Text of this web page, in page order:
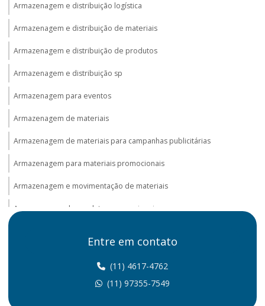
Armazenagem e distribuição logística
Armazenagem e distribuição de materiais
Armazenagem e distribuição de produtos
Armazenagem e distribuição sp
Armazenagem para eventos
Armazenagem de materiais
Armazenagem de materiais para campanhas publicitárias
Armazenagem para materiais promocionais
Armazenagem e movimentação de materiais
Armazenagem de produtos promocionais
Entre em contato
(11) 4617-4762
(11) 97355-7549